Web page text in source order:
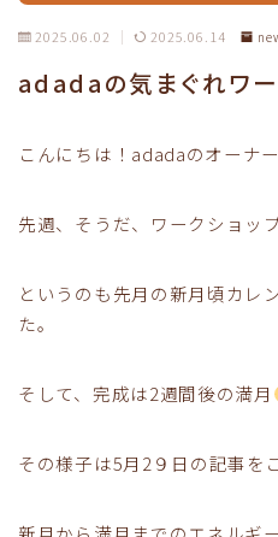
2025.06.02 2025.06.14
adadaの気まぐれワ
こんにちは！adadaのオーナ
先週、そうだ、ワークショッ
というのも先月の新月頃カレ
た。
そして、完成は2週間後の満月
その様子は5月2９日の記事を